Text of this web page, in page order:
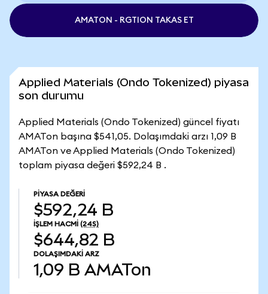
AMATON - RGTION TAKAS ET
Applied Materials (Ondo Tokenized) piyasa
son durumu
Applied Materials (Ondo Tokenized) güncel fiyatı
AMATon başına $541,05. Dolaşımdaki arzı 1,09 B
AMATon ve Applied Materials (Ondo Tokenized)
toplam piyasa değeri $592,24 B .
PIYASA DEĞERI
$592,24 B
İŞLEM HACMI (24S)
$644,82 B
DOLAŞIMDAKI ARZ
1,09 B AMATon